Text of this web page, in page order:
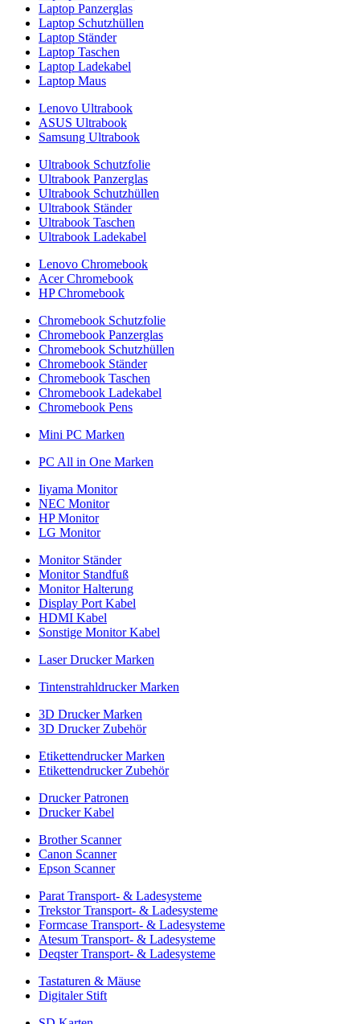
Laptop Panzerglas
Laptop Schutzhüllen
Laptop Ständer
Laptop Taschen
Laptop Ladekabel
Laptop Maus
Lenovo Ultrabook
ASUS Ultrabook
Samsung Ultrabook
Ultrabook Schutzfolie
Ultrabook Panzerglas
Ultrabook Schutzhüllen
Ultrabook Ständer
Ultrabook Taschen
Ultrabook Ladekabel
Lenovo Chromebook
Acer Chromebook
HP Chromebook
Chromebook Schutzfolie
Chromebook Panzerglas
Chromebook Schutzhüllen
Chromebook Ständer
Chromebook Taschen
Chromebook Ladekabel
Chromebook Pens
Mini PC Marken
PC All in One Marken
Iiyama Monitor
NEC Monitor
HP Monitor
LG Monitor
Monitor Ständer
Monitor Standfuß
Monitor Halterung
Display Port Kabel
HDMI Kabel
Sonstige Monitor Kabel
Laser Drucker Marken
Tintenstrahldrucker Marken
3D Drucker Marken
3D Drucker Zubehör
Etikettendrucker Marken
Etikettendrucker Zubehör
Drucker Patronen
Drucker Kabel
Brother Scanner
Canon Scanner
Epson Scanner
Parat Transport- & Ladesysteme
Trekstor Transport- & Ladesysteme
Formcase Transport- & Ladesysteme
Atesum Transport- & Ladesysteme
Deqster Transport- & Ladesysteme
Tastaturen & Mäuse
Digitaler Stift